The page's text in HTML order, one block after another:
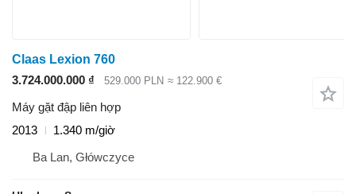
Claas Lexion 760
3.724.000.000 ₫
529.000 PLN ≈ 122.900 €
Máy gặt đập liên hợp
2013
1.340 m/giờ
Ba Lan, Główczyce